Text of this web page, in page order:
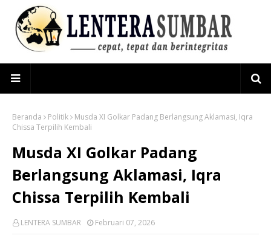
Beranda Politik
Musda XI Golkar Padang Berlangsung Aklamasi, Iqra
Chissa Terpilih Kembali
Musda XI Golkar Padang
Berlangsung Aklamasi, Iqra
Chissa Terpilih Kembali
LENTERA SUMBAR Februari 07, 2026